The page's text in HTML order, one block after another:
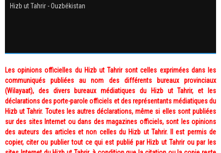
Hizb ut Tahrir - Ouzbékistan
Les opinions officielles du Hizb ut Tahrir sont celles exprimées dans les
communiqués publiées au nom des différents bureaux provinciaux
(Wilayaat), des divers bureaux médiatiques du Hizb ut Tahrir, et les
déclarations des porte-parole officiels et des représentants médiatiques du
Hizb ut Tahrir. Toutes les autres déclarations, même si elles sont publiées
sur des sites Internet ou dans des magazines officiels, sont les opinions
des auteurs des articles et non celles du Hizb ut Tahrir. Il est permis de
copier, citer ou publier tout ce qui est publié par Hizb ut Tahrir ou par les